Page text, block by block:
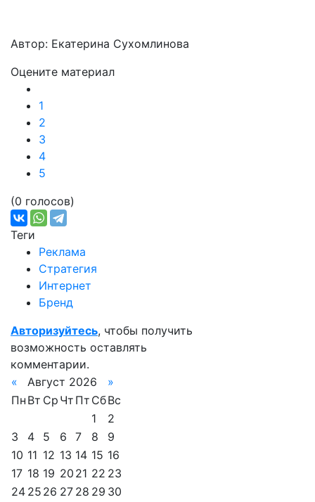
Автор: Екатерина Сухомлинова
Оцените материал
1
2
3
4
5
(0 голосов)
Теги
Реклама
Стратегия
Интернет
Бренд
Авторизуйтесь, чтобы получить
возможность оставлять
комментарии.
«
Август 2026
»
Пн Вт Ср Чт Пт СбВс
1
2
3
4 5 6 7 8
9
10 11 12 13 14 15 16
17 18 19 20 21 22 23
24 25 26 27 28 29 30